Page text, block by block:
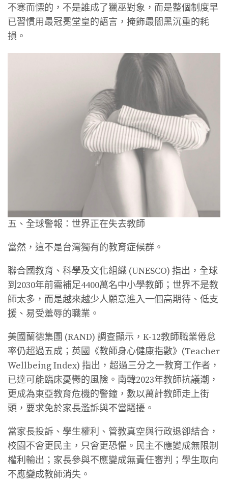
不寒而慄的，不是誰成了獵巫對象，而是整個制度早
已習慣用最冠冕堂皇的語言，掩飾最闇黑沉重的耗
損。
五、全球警報：世界正在失去教師
當然，這不是台灣獨有的教育症候群。
聯合國教育、科學及文化組織 (UNESCO) 指出，全球
到2030年前需補足4400萬名中小學教師；世界不是教
師太多，而是越來越少人願意進入一個高期待、低支
援、易受羞辱的職業。
美國蘭德集團 (RAND) 調查顯示，K-12教師職業倦怠
率仍超過五成；英國《教師身心健康指數》(Teacher
Wellbeing Index) 指出，超過三分之一教育工作者，
已達可能臨床憂鬱的風險。南韓2023年教師抗議潮，
更成為東亞教育危機的警鐘，數以萬計教師走上街
頭，要求免於家長濫訴與不當騷擾。
當家長投訴、學生權利、管教真空與行政退卻結合，
校園不會更民主，只會更恐懼。民主不應變成無限制
權利輸出；家長參與不應變成無責任審判；學生取向
不應變成教師消失。